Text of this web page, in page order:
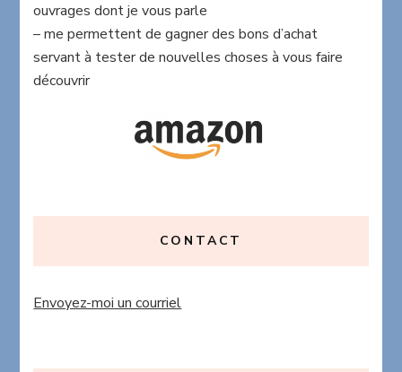
ouvrages dont je vous parle
– me permettent de gagner des bons d’achat
servant à tester de nouvelles choses à vous faire
découvrir
CONTACT
Envoyez-moi un courriel